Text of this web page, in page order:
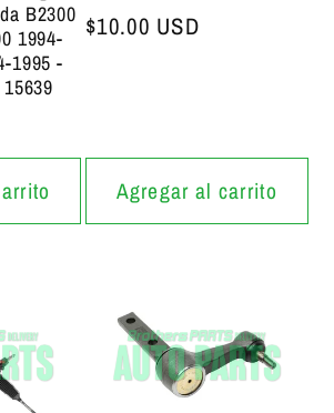
B2300
1994-
1995 -
Precio bajo de siempre
$10.00 USD
Agregar al carrito